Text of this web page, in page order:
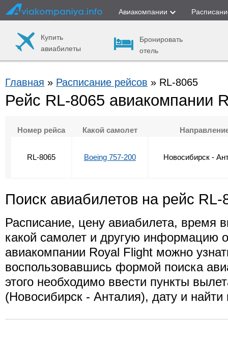
Авиакомпании
Купить
авиабилеты
Бронировать
отель
Главная » Расписание рейсов » RL-8065
Рейс RL-8065 авиакомпании
Номер рейса Какой самолет
RL-8065 Boeing 757-200 Новосибирск -
Поиск авиабилетов на рейс RL-
Расписание, цену авиабилета, время
какой самолет и другую информацию
авиакомпании Royal Flight можно
воспользовавшись формой поиска
этого необходимо ввести пункты
(Новосибирск - Анталия), дату и